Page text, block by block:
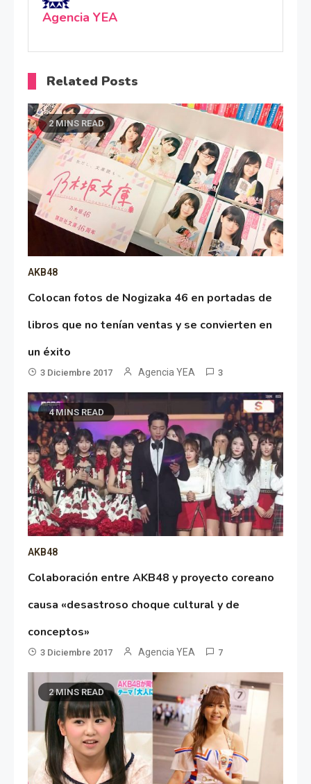
Agencia YEA
Related Posts
2 MINS READ
AKB48
Colocan fotos de Nogizaka 46 en portadas de
libros que no tenían ventas y se convierten en
un éxito
3 Diciembre 2017 Agencia YEA 3
4 MINS READ
AKB48
Colaboración entre AKB48 y proyecto coreano
causa «desastroso choque cultural y de
conceptos»
3 Diciembre 2017 Agencia YEA 7
2 MINS READ